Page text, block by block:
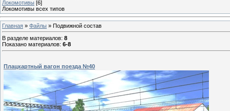
Локомотивы [6]
Локомотивы всех типов
Главная » Файлы » Подвижной состав
В разделе материалов: 8
Показано материалов: 6-8
Плацкартный вагон поезда №40